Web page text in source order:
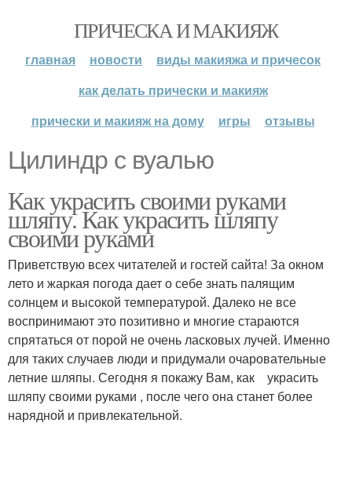
ПРИЧЕСКА И МАКИЯЖ
главная новости
виды макияжа и причесок
как делать прически и макияж
прически и макияж на дому
игры отзывы
Цилиндр с вуалью
Как украсить своими руками
шляпу. Как украсить шляпу
своими руками
Приветствую всех читателей и гостей сайта! За окном
лето и жаркая погода дает о себе знать палящим
солнцем и высокой температурой. Далеко не все
воспринимают это позитивно и многие стараются
спрятаться от порой не очень ласковых лучей. Именно
для таких случаев люди и придумали очаровательные
летние шляпы. Сегодня я покажу Вам, как украсить
шляпу своими руками , после чего она станет более
нарядной и привлекательной.